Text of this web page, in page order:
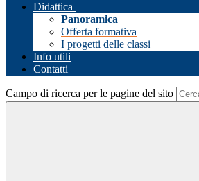
Didattica
Panoramica
Offerta formativa
I progetti delle classi
Info utili
Contatti
Campo di ricerca per le pagine del sito